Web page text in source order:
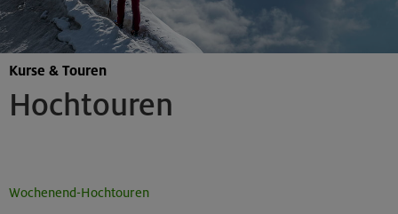
Hochtouren
Kurse & Touren
Wochenend-Hochtouren